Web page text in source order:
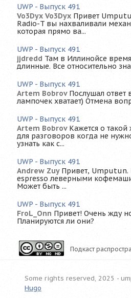
UWP - Выпуск 491
Vo3Dyx Vo3Dyx Привет
Radio-T вы нахваливали
которая прямо ва...
UWP - Выпуск 491
jjdredd Там в Иллинойсе
длинные. Все относительно
UWP - Выпуск 491
Artem Bobrov Послушал ответ
лампочек хватает) Отмена
UWP - Выпуск 491
Artem Bobrov Кажется о
для разговоров когда не
узнать как с...
UWP - Выпуск 491
Andrew Zuy Привет, Umputun.
espresso леверными
Может быть ...
UWP - Выпуск 491
FroL_Onn Привет! Очень жду
Планируются ли они?
Подкаст
Some rights reserved, 2025 -
Hugo